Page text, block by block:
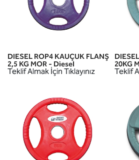
DIESEL ROP4 KAUÇUK FLANŞ
2,5 KG MOR - Diesel
Teklif Almak İçin Tıklayınız
20KG
Teklif